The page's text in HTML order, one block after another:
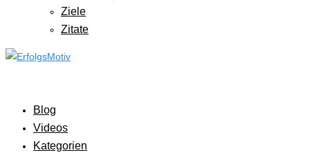
Ziele
Zitate
Blog
Videos
Kategorien